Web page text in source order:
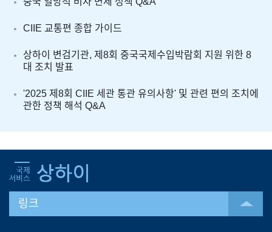
CIIE 교통편 종합 가이드
상하이 변검기관, 제8회 중국국제수입박람회 지원 위한 8
대 조치 발표
'2025 제8회 CIIE 세관 통관 유의사항' 및 관련 편의 조치에
관한 정책 해석 Q&A
링크